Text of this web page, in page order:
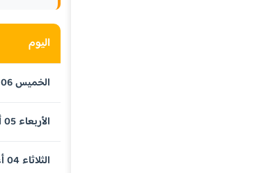
اليوم
الخميس 06 أغسطس
الأربعاء 05 أغسطس
الثلاثاء 04 أغسطس